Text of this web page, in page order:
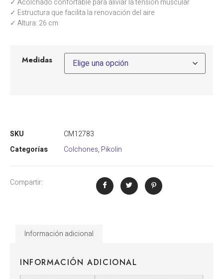
✓ Acolchado confortable para aliviar la tensión muscular
✓ Estructura que facilita la renovación del aire
✓ Altura: 26 cm
Medidas
SKU
CM12783
Categorías
Colchones, Pikolin
Compartir:
Información adicional
INFORMACIÓN ADICIONAL